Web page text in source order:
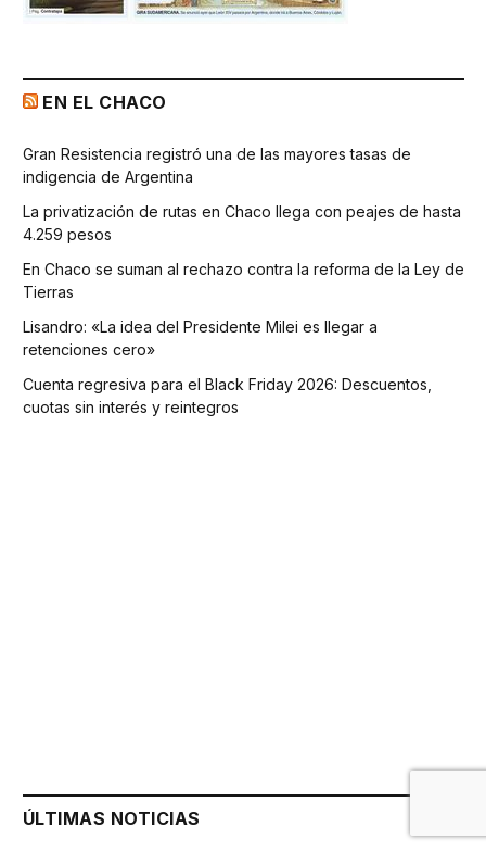
EN EL CHACO
Gran Resistencia registró una de las mayores tasas de
indigencia de Argentina
La privatización de rutas en Chaco llega con peajes de hasta
4.259 pesos
En Chaco se suman al rechazo contra la reforma de la Ley de
Tierras
Lisandro: «La idea del Presidente Milei es llegar a
retenciones cero»
Cuenta regresiva para el Black Friday 2026: Descuentos,
cuotas sin interés y reintegros
ÚLTIMAS NOTICIAS